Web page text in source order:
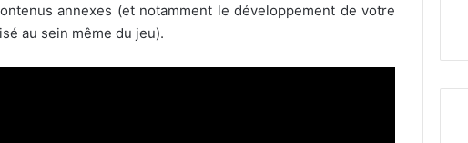
annexes (et notamment le développement de votre
au sein même du jeu).